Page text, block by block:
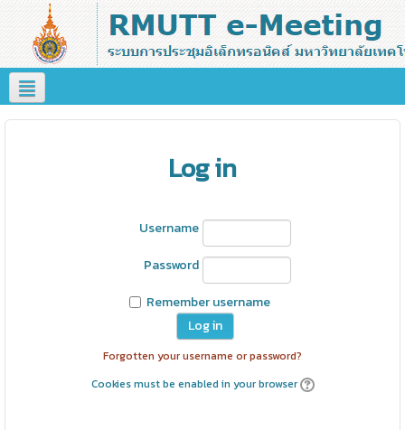
Log in
Username
Password
Remember username
Forgotten your username or password?
Cookies must be enabled in your browser